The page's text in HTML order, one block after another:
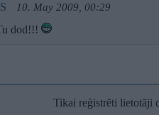
10. May 2009, 00:29
dod!!!
Tikai reģistrēti lietotāji